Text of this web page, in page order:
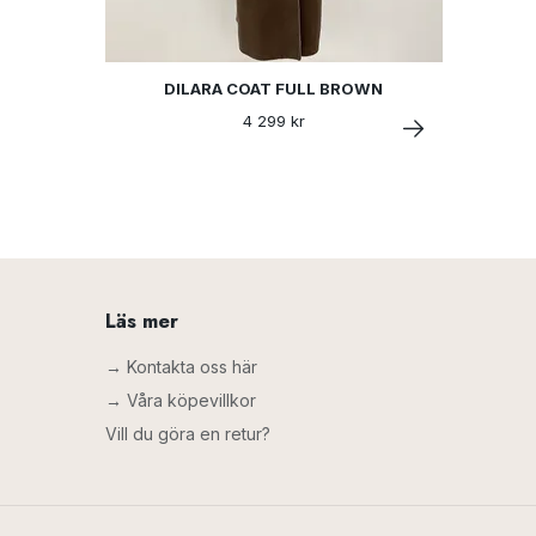
DILARA COAT FULL BROWN
4 299 kr
Läs mer
→ Kontakta oss här
→ Våra köpevillkor
Vill du göra en retur?